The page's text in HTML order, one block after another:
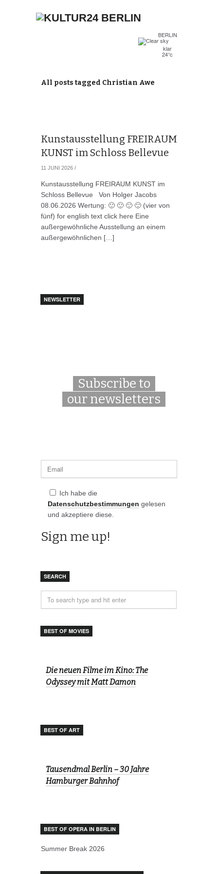
BERLIN
klar
24°c
All posts tagged Christian Awe
Kunstausstellung FREIRAUM
KUNST im Schloss Bellevue
11 JUNI 2026 /
Kunstausstellung FREIRAUM KUNST im
Schloss Bellevue Von Holger Jacobs
08.06.2026 Wertung: 🙂 🙂 🙂 🙂 (vier von
fünf) for english text click here Eine
außergewöhnliche Ausstellung an einem
außergewöhnlichen […]
NEWSLETTER
Subscribe to
our newsletters
Ich habe die
Datenschutzbestimmungen gelesen
und akzeptiere diese.
SEARCH
BEST OF MOVIES
Die neuen Filme im Kino: The
Odyssey mit Matt Damon
BEST OF ART
Tausendmal Berlin – 30 Jahre
Hamburger Bahnhof
BEST OF OPERA IN BERLIN
Summer Break 2026